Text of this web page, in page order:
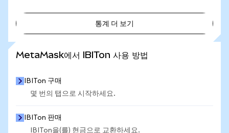
통계 더 보기
MetaMask에서 IBITon 사용 방법
IBITon 구매
몇 번의 탭으로 시작하세요.
IBITon 판매
IBITon을(를) 현금으로 교환하세요.